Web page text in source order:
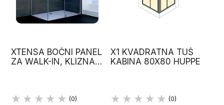
XTENSA BOČNI PANEL
ZA WALK-IN, KLIZNA
(0)
X1 KVADRATNA TUŠ
KABINA 80X80 HUPPE
(0)